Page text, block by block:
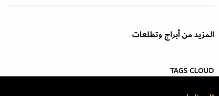
المزيد من أبراج وتطلعات
TAGS CLOUD